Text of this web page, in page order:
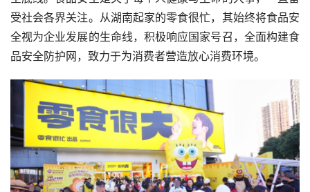
受社会各界关注。从湖南起家的零食很忙，其始终将食品安
全视为企业发展的生命线，积极响应国家号召，全面构建食
品安全防护网，致力于为消费者营造放心消费环境。